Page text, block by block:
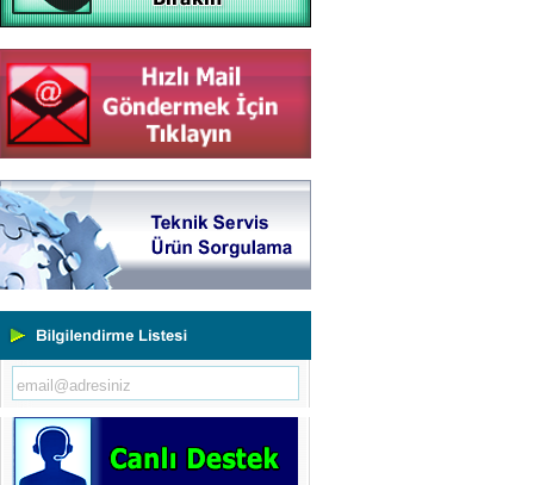
Yeni Binamıza TAŞINDIK
Portatif ve Tezgah Tipi Sertlik
Cihazları
Ultrasonik Kalınlık Ölçüm
Cihazları
Vİbrasyon Test Cihazları
Tork Ölçerler-Kuvvet Ölçerler